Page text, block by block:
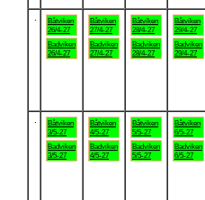
Båtviken
26/4-27
Badviken
26/4-27
Båtviken
27/4-27
Badviken
27/4-27
Båtviken
28/4-27
Badviken
28/4-27
Båtviken
29/4-27
Badviken
29/4-27
Båtviken
3/5-27
Badviken
3/5-27
Båtviken
4/5-27
Badviken
4/5-27
Båtviken
5/5-27
Badviken
5/5-27
Båtviken
6/5-27
Badviken
6/5-27